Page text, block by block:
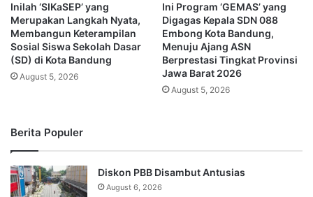
Inilah ‘SIKaSEP’ yang
Merupakan Langkah Nyata,
Membangun Keterampilan
Sosial Siswa Sekolah Dasar
(SD) di Kota Bandung
August 5, 2026
Ini Program ‘GEMAS’ yang
Digagas Kepala SDN 088
Embong Kota Bandung,
Menuju Ajang ASN
Berprestasi Tingkat Provinsi
Jawa Barat 2026
August 5, 2026
Berita Populer
Diskon PBB Disambut Antusias
August 6, 2026